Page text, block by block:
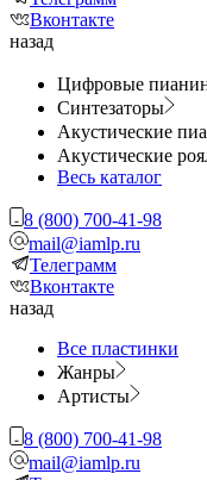
Вконтакте
назад
Цифровые
Синтезаторы
Акустические
Акустические
Весь каталог
8 (800) 700-41-98
mail@iamlp.ru
Телеграмм
Вконтакте
назад
Все пластинки
Жанры
Артисты
8 (800) 700-41-98
mail@iamlp.ru